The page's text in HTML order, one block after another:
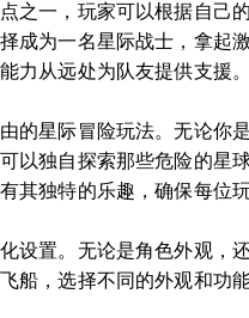
之一，玩家可以根据自己
成为一名星际战士，拿起
力从远处为队友提供支援
的星际冒险玩法。无论
以独自探索那些危险的星
其独特的乐趣，确保每位
设置。无论是角色外观，
船，选择不同的外观和功